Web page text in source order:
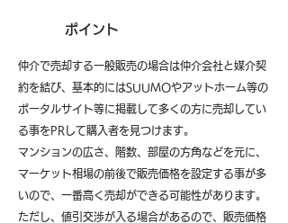
ポイント
仲介で売却する一般販売の場合は仲介会社と媒介契
約を結び、基本的にはSUUMOやアットホーム等の
ポータルサイト等に掲載して多くの方に売却してい
る事をPRして購入者を見つけます。
マンションの広さ、階数、部屋の方角などを元に、
マーケット相場の前後で販売価格を設定する事が多
いので、一番高く売却ができる可能性があります。
ただし、値引交渉が入る場合があるので、販売価格